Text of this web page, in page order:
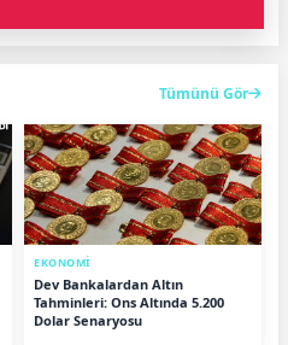
Tümünü Gör
EKONOMİ
Dev Bankalardan Altın
Tahminleri: Ons Altında 5.200
Dolar Senaryosu